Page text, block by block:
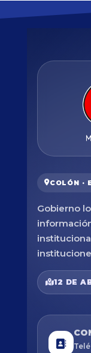
COLÓN ·
Gobierno
12 DE